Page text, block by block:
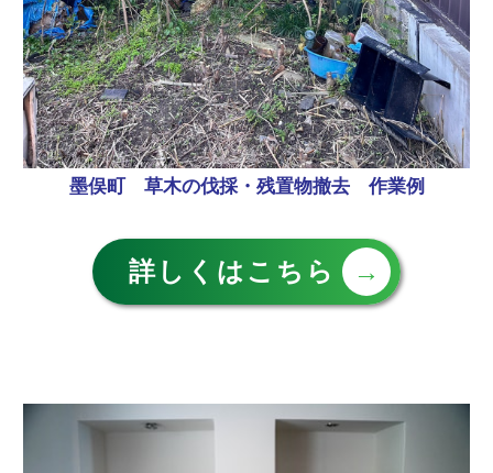
墨俣町 草木の伐採・残置物撤去 作業例
詳しくはこちら→